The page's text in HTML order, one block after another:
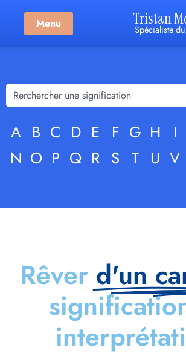
Menu Tristan
Spécialiste
A B C D E F G H I
N O P Q R S T U V
Rêver d'un